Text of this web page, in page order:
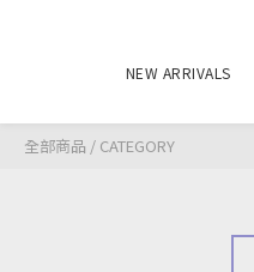
NEW ARRIVALS
全部商品 / CATEGORY